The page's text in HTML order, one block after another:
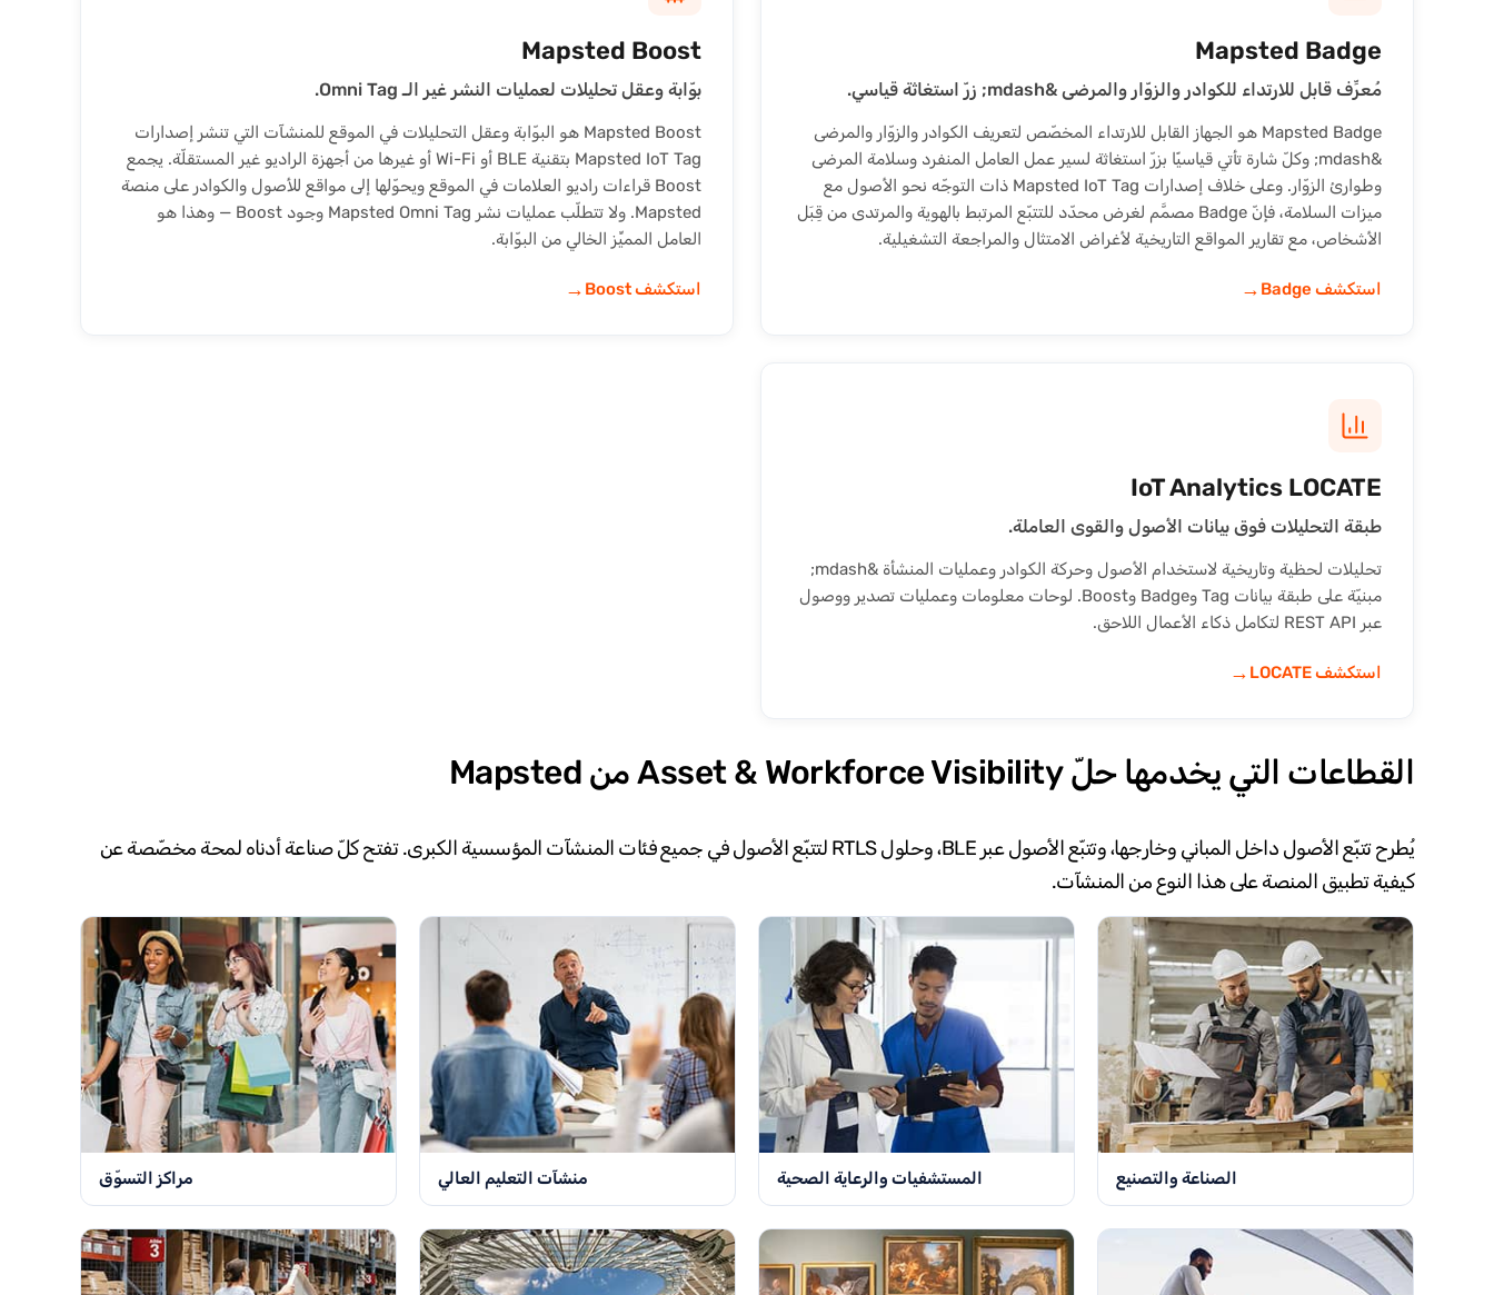
Mapsted Badge
مُعرِّف قابل للارتداء للكوادر والزوّار والمرضى &mdash; زرّ استغاثة قياسي.
Mapsted Badge هو الجهاز القابل للارتداء المخصّص لتعريف الكوادر والزوّار والمرضى
&mdash; وكلّ شارة تأتي قياسيًا بزرّ استغاثة لسير عمل العامل المنفرد وسلامة المرضى
وطوارئ الزوّار. وعلى خلاف إصدارات Mapsted IoT Tag ذات التوجّه نحو الأصول مع
ميزات السلامة، فإنّ Badge مصمَّم لغرض محدّد للتتبّع المرتبط بالهوية والمرتدى من قِبَل
الأشخاص، مع تقارير المواقع التاريخية لأغراض الامتثال والمراجعة التشغيلية.
استكشف Badge →
Mapsted Boost
بوّابة وعقل تحليلات لعمليات النشر غير الـ Omni Tag.
Mapsted Boost هو البوّابة وعقل التحليلات في الموقع للمنشآت التي تنشر إصدارات
Mapsted IoT Tag بتقنية BLE أو Wi-Fi أو غيرها من أجهزة الراديو غير المستقلّة. يجمع
Boost قراءات راديو العلامات في الموقع ويحوّلها إلى مواقع للأصول والكوادر على منصة
Mapsted. ولا تتطلّب عمليات نشر Mapsted Omni Tag وجود Boost — وهذا هو
العامل المميِّز الخالي من البوّابة.
استكشف Boost →
IoT Analytics LOCATE
طبقة التحليلات فوق بيانات الأصول والقوى العاملة.
تحليلات لحظية وتاريخية لاستخدام الأصول وحركة الكوادر وعمليات المنشأة &mdash;
مبنيّة على طبقة بيانات Tag وBadge وBoost. لوحات معلومات وعمليات تصدير ووصول
عبر REST API لتكامل ذكاء الأعمال اللاحق.
استكشف LOCATE →
القطاعات التي يخدمها حلّ Asset & Workforce Visibility من Mapsted
يُطرح تتبّع الأصول داخل المباني وخارجها، وتتبّع الأصول عبر BLE، وحلول RTLS لتتبّع الأصول في جميع فئات المنشآت المؤسسية الكبرى. تفتح كلّ صناعة أدناه لمحة مخصّصة عن
كيفية تطبيق المنصة على هذا النوع من المنشآت.
الصناعة والتصنيع المستشفيات والرعاية الصحية منشآت التعليم العالي مراكز التسوّق